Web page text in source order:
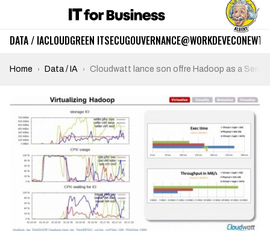
DATA / IACLOUDGREEN ITSECUGOUVERNANCE@WORKDEVECO
Home Data / IA Cloudwatt lance son offre Hadoop as a